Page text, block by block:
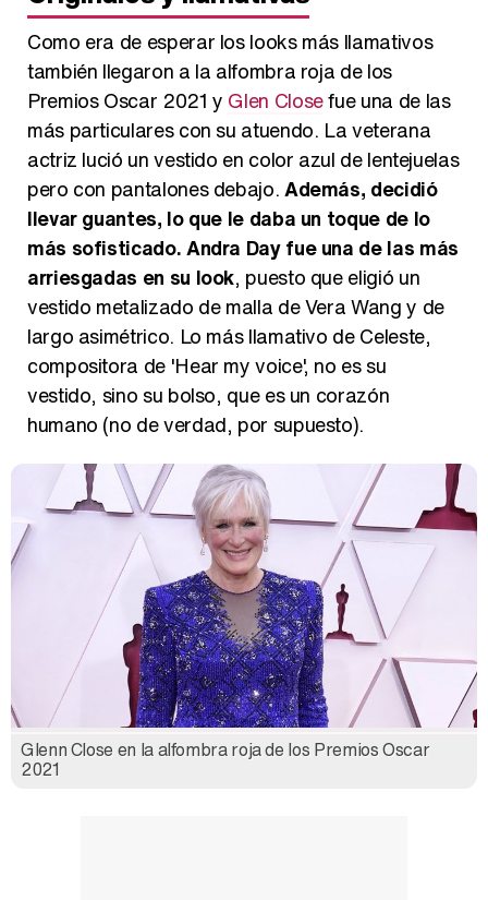
Como era de esperar los looks más llamativos
también llegaron a la alfombra roja de los
Premios Oscar 2021 y Glen Closefue una de las
más particulares con su atuendo. La veterana
actriz lució un vestido en color azul de lentejuelas
pero con pantalones debajo.Además, decidió
llevar guantes, lo que le daba un toque de lo
más sofisticado. Andra Day fue una de las más
arriesgadas en su look, puesto que eligió un
vestido metalizado de malla de Vera Wang y de
largo asimétrico. Lo más llamativo de Celeste,
compositora de 'Hear my voice', no es su
vestido, sino su bolso, que es un corazón
humano (no de verdad, por supuesto).
Glenn Close en la alfombra roja de los Premios Oscar
2021